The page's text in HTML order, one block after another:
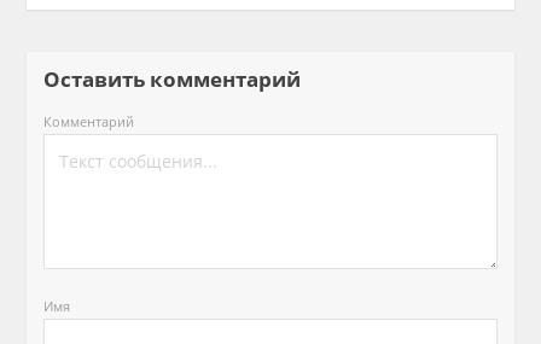
Оставить комментарий
Комментарий
Имя